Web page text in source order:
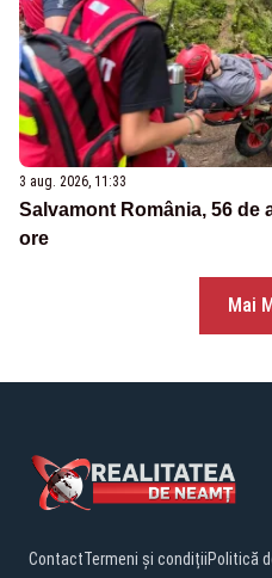
3 aug. 2026, 11:33
Salvamont România, 56 de
ore
Mai
ContactTermeni și condițiiPolitică